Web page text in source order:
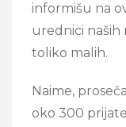
informišu na
urednici naših
toliko malih.
Naime,
oko 300